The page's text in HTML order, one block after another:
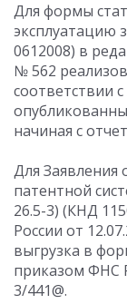
Для формы
эксплуатацию
0612008) в
№ 562
соответствии
начиная с
Для Заявления
патентной
26.5-3) (КНД
России от
выгрузка в
приказом ФНС
3/441@.